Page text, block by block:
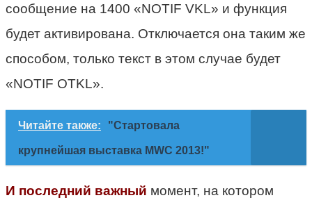
сообщение на 1400 «NOTIF VKL» и функция
будет активирована. Отключается она таким же
способом, только текст в этом случае будет
«NOTIF OTKL».
Читайте также: "Стартовала
крупнейшая выставка MWC 2013!"
И последний важный момент, на котором